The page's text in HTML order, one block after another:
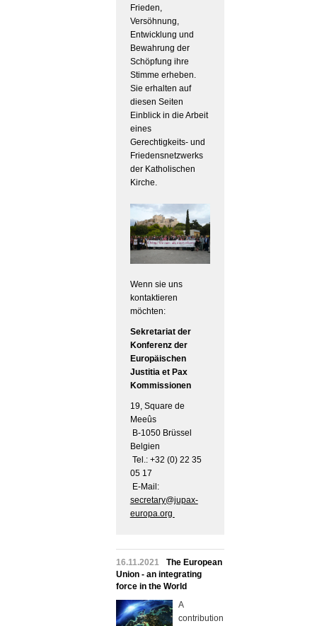
Frieden,
Versöhnung,
Entwicklung und
Bewahrung der
Schöpfung ihre
Stimme erheben.
Sie erhalten auf
diesen Seiten
Einblick in die Arbeit
eines
Gerechtigkeits- und
Friedensnetzwerks
der Katholischen
Kirche.
Wenn sie uns
kontaktieren
möchten:
Sekretariat der
Konferenz der
Europäischen
Justitia et Pax
Kommissionen
19, Square de
Meeûs
B-1050 Brüssel
Belgien
Tel.: +32 (0) 22 35
05 17
E-Mail:
secretary@jupax-
europa.org
16.11.2021
The European
Union - an integrating
force in the World
A
contribution